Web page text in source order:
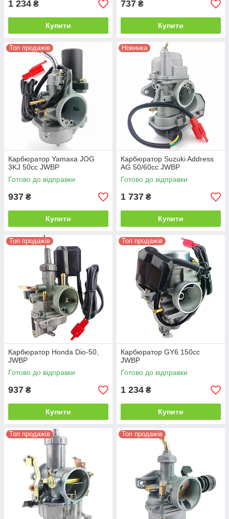
1 234 ₴
Купити
737 ₴
Купити
Топ продажів
Карбюратор Yamaxa JOG
3KJ 50сс JWBP
Готово до відправки
937 ₴
Купити
Новинка
Карбюратор Suzuki Address
AG 50/60сс JWBP
Готово до відправки
1 737 ₴
Купити
Топ продажів
Карбюратор Honda Dio-50,
JWBP
Готово до відправки
937 ₴
Купити
Топ продажів
Карбюратор GY6 150cc
JWBP
Готово до відправки
1 234 ₴
Купити
Топ продажів Топ продажів